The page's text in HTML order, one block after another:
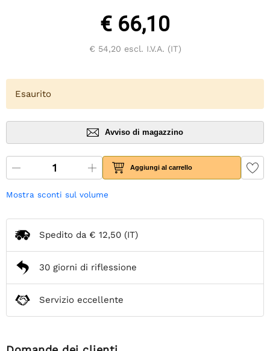
€ 66,10
€ 54,20 escl. I.V.A. (IT)
Esaurito
Avviso di magazzino
Aggiungi al carrello
Mostra sconti sul volume
Spedito da € 12,50 (IT)
30 giorni di riflessione
Servizio eccellente